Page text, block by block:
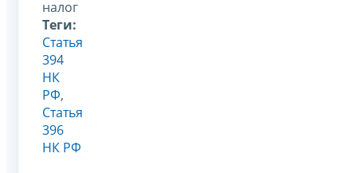
налог
Теги:
Статья
394
НК
РФ,
Статья
396
НК РФ